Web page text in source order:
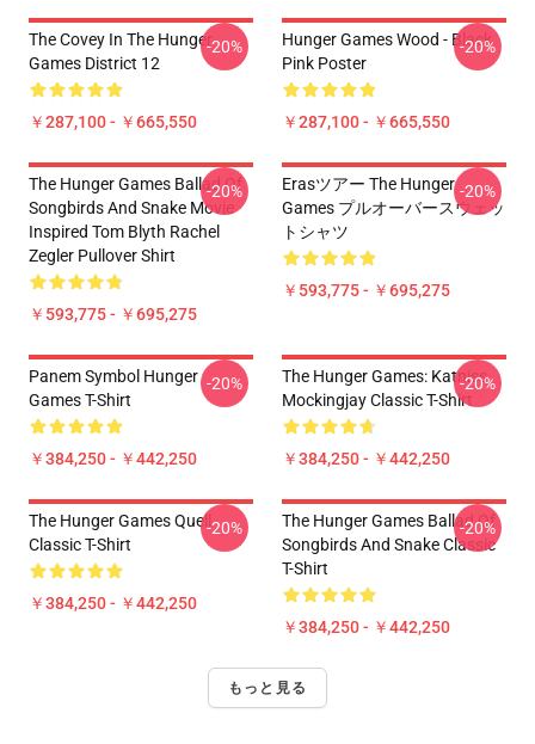
The Covey In The Hunger
Games District 12
￥287,100 - ￥665,550
-20%
Hunger Games Wood - Black
Pink Poster
￥287,100 - ￥665,550
-20%
The Hunger Games Ballad Of
Songbirds And Snake Movie
Inspired Tom Blyth Rachel
Zegler Pullover Shirt
￥593,775 - ￥695,275
-20%
Erasツアー The Hunger
Games プルオーバースウェッ
トシャツ
￥593,775 - ￥695,275
-20%
Panem Symbol Hunger
Games T-Shirt
￥384,250 - ￥442,250
-20%
The Hunger Games: Katniss
Mockingjay Classic T-Shirt
￥384,250 - ￥442,250
-20%
The Hunger Games Quell
Classic T-Shirt
￥384,250 - ￥442,250
-20%
The Hunger Games Ballad Of
Songbirds And Snake Classic
T-Shirt
￥384,250 - ￥442,250
-20%
もっと見る